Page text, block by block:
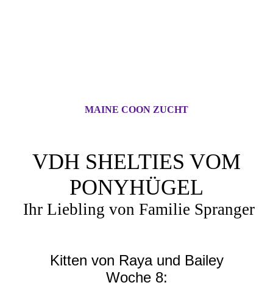
MAINE COON ZUCHT
VDH SHELTIES VOM
PONYHÜGEL
Ihr Liebling von Familie Spranger
Kitten von Raya und Bailey
Woche 8: